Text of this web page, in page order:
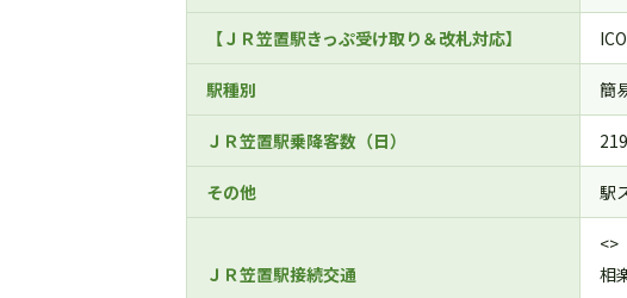
【ＪＲ笠置駅きっぷ受け取り＆改札対応】
駅種別 簡
ＪＲ笠置駅乗降客数（日）
その他 駅
ＪＲ笠置駅接続交通
<>
相